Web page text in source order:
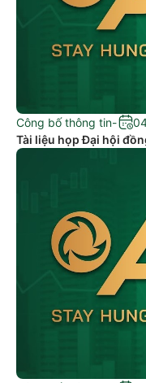
Công bố thông tin-
Tài liệu họp Đại hội